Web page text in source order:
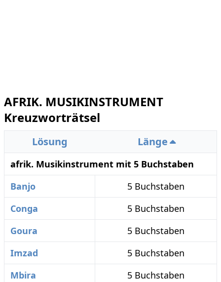
AFRIK. MUSIKINSTRUMENT
Kreuzworträtsel
Lösung Länge
afrik. Musikinstrument mit 5 Buchstaben
Banjo
5 Buchstaben
Conga
5 Buchstaben
Goura
5 Buchstaben
Imzad
5 Buchstaben
Mbira
5 Buchstaben